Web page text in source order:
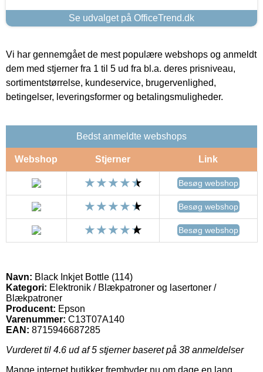
Se udvalget på OfficeTrend.dk
Vi har gennemgået de mest populære webshops og anmeldt
dem med stjerner fra 1 til 5 ud fra bl.a. deres prisniveau,
sortimentstørrelse, kundeservice, brugervenlighed,
betingelser, leveringsformer og betalingsmuligheder.
Bedst anmeldte webshops
Webshop Stjerner Link
Besøg webshop
Besøg webshop
Besøg webshop
Navn: Black Inkjet Bottle (114)
Kategori: Elektronik / Blækpatroner og lasertoner /
Blækpatroner
Producent: Epson
Varenummer: C13T07A140
EAN: 8715946687285
Vurderet til 4.6 ud af 5 stjerner baseret på 38 anmeldelser
Mange internet butikker frembyder nu om dage en lang